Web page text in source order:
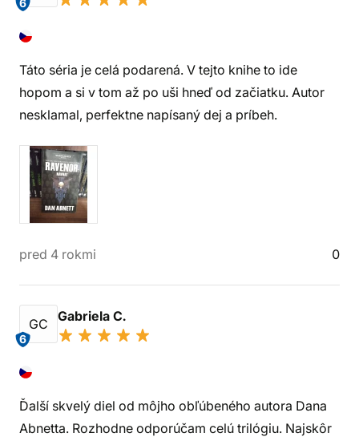
6
Táto séria je celá podarená. V tejto knihe to ide
hopom a si v tom až po uši hneď od začiatku. Autor
nesklamal, perfektne napísaný dej a príbeh.
pred 4 rokmi 0
GC
6
Gabriela C.
Ďalší skvelý diel od môjho obľúbeného autora Dana
Abnetta. Rozhodne odporúčam celú trilógiu. Najskôr